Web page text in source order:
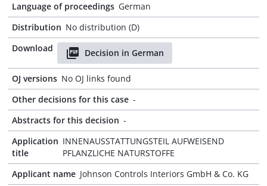
Language of proceedings German
Distribution No distribution (D)
Download
Decision in German
OJ versions No OJ links found
Other decisions for this case -
Abstracts for this decision -
Application
title
INNENAUSSTATTUNGSTEIL AUFWEISEND
PFLANZLICHE NATURSTOFFE
Applicant name Johnson Controls Interiors GmbH & Co. KG